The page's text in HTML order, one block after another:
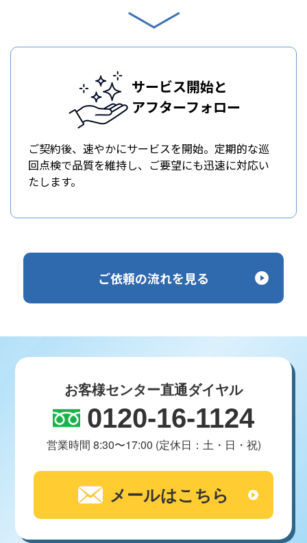
サービス開始と
アフターフォロー
ご契約後、速やかにサービスを開始。定期的な巡
回点検で品質を維持し、ご要望にも迅速に対応い
たします。
ご依頼の流れを見る
お客様センター直通ダイヤル
0120-16-1124
営業時間 8:30〜17:00 (定休日：土・日・祝)
メールはこちら